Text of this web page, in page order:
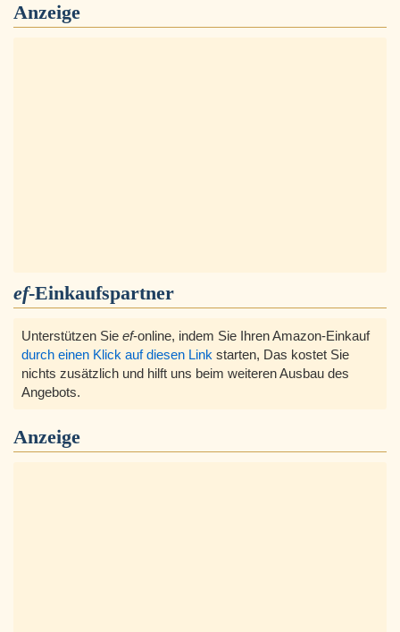
Anzeige
ef-Einkaufspartner
Unterstützen Sie ef-online, indem Sie Ihren Amazon-Einkauf
durch einen Klick auf diesen Link starten, Das kostet Sie
nichts zusätzlich und hilft uns beim weiteren Ausbau des
Angebots.
Anzeige